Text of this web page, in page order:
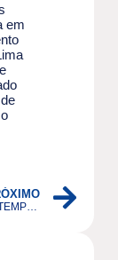
em
CUIDADOS EM TEMPOS DE HOME OFFICE